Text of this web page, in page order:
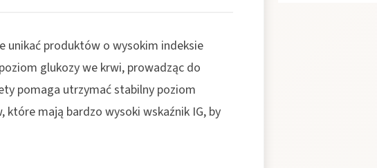
unikać produktów o wysokim indeksie
glukozy we krwi, prowadząc do
pomaga utrzymać stabilny poziom
mają bardzo wysoki wskaźnik IG, by